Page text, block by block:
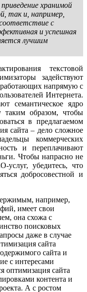
хранимой
так и, например,
с
и успешная
лучшим
текстовой
задействуют
напрямую с
Интернета.
семантическое ядро
таким образом, чтобы
в предлагаемом
сайта – дело сложное
коммерческих
и переплачивают
Чтобы напрасно не
услуг, убедитесь, что
добросовестной и
например,
имеет свои
она схожа с
поисковых
даже в случае
сайта
сайта и
с интересами
оптимизация сайта
контента и
А с ростом